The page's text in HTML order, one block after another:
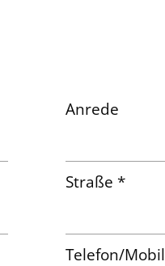
Anrede
Straße *
Telefon/Mobil